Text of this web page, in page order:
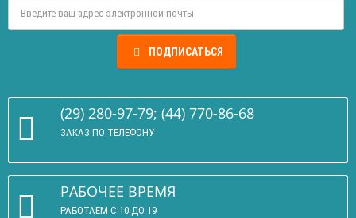
ПОДПИСАТЬСЯ
(29) 280-97-79; (44) 770-86-68
ЗАКАЗ ПО ТЕЛЕФОНУ
РАБОЧЕЕ ВРЕМЯ
РАБОТАЕМ С 10 ДО 19